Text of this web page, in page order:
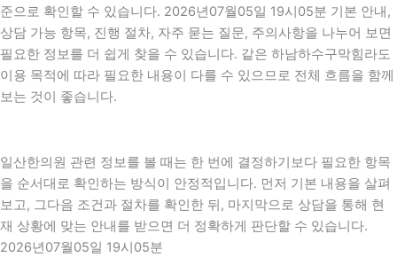
준으로 확인할 수 있습니다. 2026년07월05일 19시05분 기본 안내,
상담 가능 항목, 진행 절차, 자주 묻는 질문, 주의사항을 나누어 보면
필요한 정보를 더 쉽게 찾을 수 있습니다. 같은 하남하수구막힘라도
이용 목적에 따라 필요한 내용이 다를 수 있으므로 전체 흐름을 함께
보는 것이 좋습니다.
일산한의원 관련 정보를 볼 때는 한 번에 결정하기보다 필요한 항목
을 순서대로 확인하는 방식이 안정적입니다. 먼저 기본 내용을 살펴
보고, 그다음 조건과 절차를 확인한 뒤, 마지막으로 상담을 통해 현
재 상황에 맞는 안내를 받으면 더 정확하게 판단할 수 있습니다.
2026년07월05일 19시05분